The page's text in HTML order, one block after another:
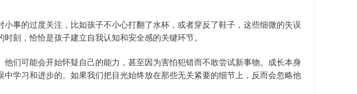
事的过度关注，比如孩子不小心打翻了水杯，或者穿反了鞋子，这些细微的失误
刻，恰恰是孩子建立自我认知和安全感的关键环节。
们可能会开始怀疑自己的能力，甚至因为害怕犯错而不敢尝试新事物。成长本身
学习和进步的。如果我们把目光始终放在那些无关紧要的细节上，反而会忽略他